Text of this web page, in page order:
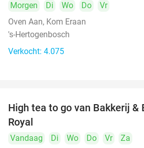
Morgen Di Wo Do
Vr
Oven Aan, Kom Eraan
's-Hertogenbosch
Verkocht: 4.075
High tea to go van Bakkerij &
Royal
Vandaag Di Wo Do Vr
Za